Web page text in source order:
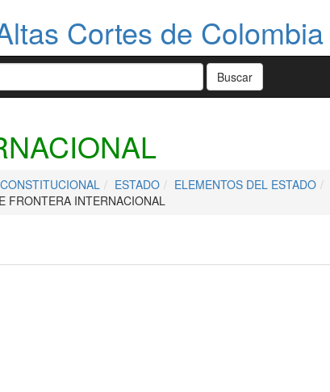
Cortes de Colombia
ESTADO ELEMENTOS DEL ESTADO
FRONTERA INTERNACIONAL